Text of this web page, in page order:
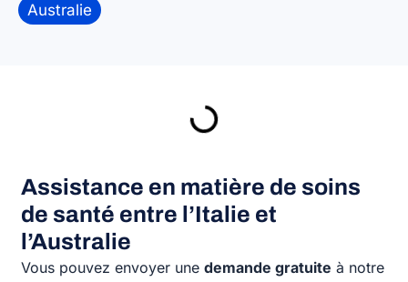
Australie
Assistance en matière de soins
de santé entre l’Italie et
l’Australie
Vous pouvez envoyer unedemande gratuite à notre